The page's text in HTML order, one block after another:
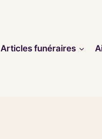
Articles funéraires